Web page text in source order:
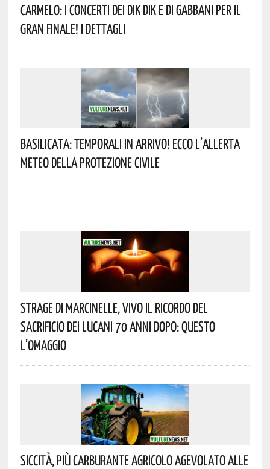
Carmelo: I Concerti Dei DIK DIK E Di Gabbani Per Il
Gran Finale! I Dettagli
Basilicata: Temporali In Arrivo! Ecco L’allerta
Meteo Della Protezione Civile
Strage Di Marcinelle, Vivo Il Ricordo Del
Sacrificio Dei Lucani 70 Anni Dopo: Questo
L’omaggio
Siccità, Più Carburante Agricolo Agevolato Alle